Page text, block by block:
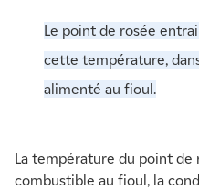
Le point de rosée
cette température,
alimenté au fioul.
La température du point de
combustible au fioul, la